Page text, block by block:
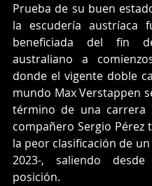
Prueba de su buen
la escudería austríaca
beneficiada del fin
australiano a
donde el vigente doble
mundo Max Verstappen
término de una carrera
compañero Sergio Pérez
la peor clasificación de un
2023-, saliendo
posición.